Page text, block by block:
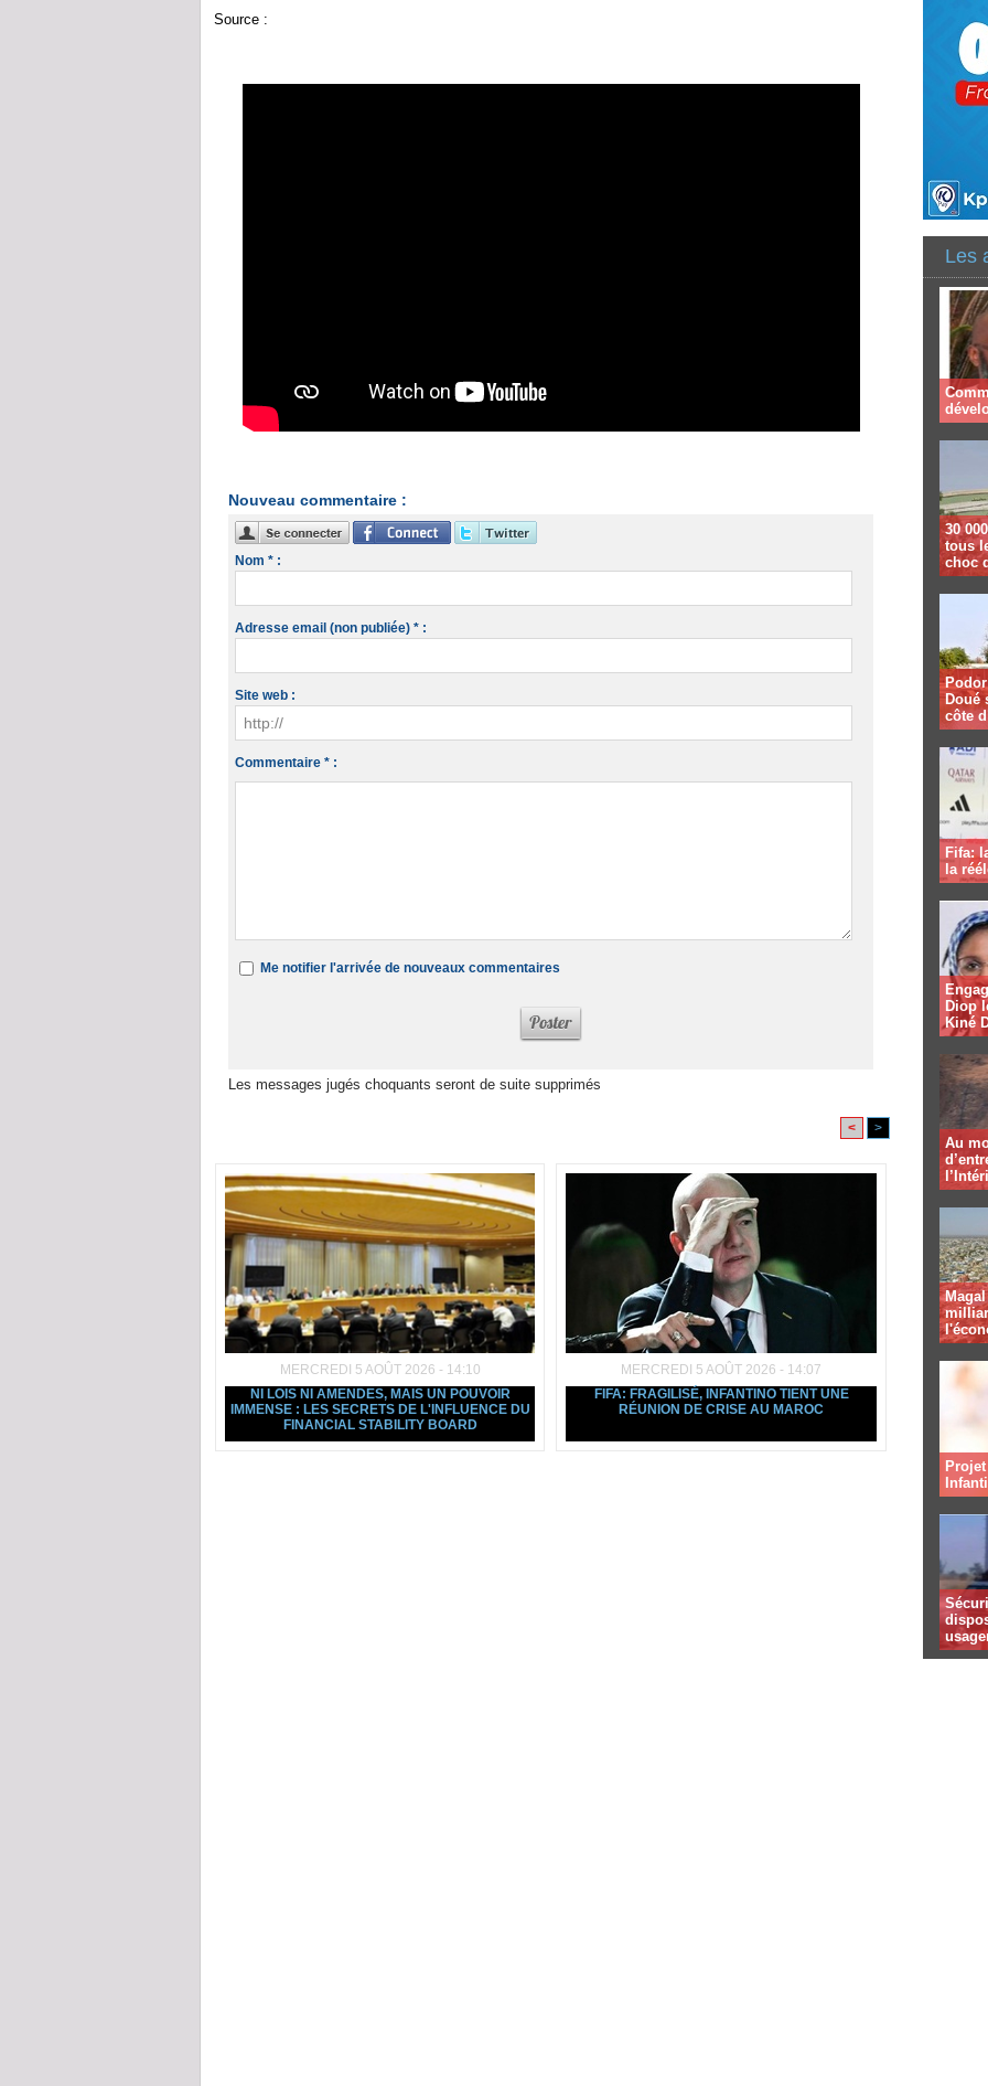
Source :
Nouveau commentaire :
Nom * :
Adresse email (non publiée) * :
Site web :
Commentaire * :
Me notifier l'arrivée de nouveaux commentaires
Les messages jugés choquants seront de suite supprimés
< >
MERCREDI 5 AOÛT 2026 - 14:10
NI LOIS NI AMENDES, MAIS UN POUVOIR
IMMENSE : LES SECRETS DE L'INFLUENCE DU
FINANCIAL STABILITY BOARD
MERCREDI 5 AOÛT 2026 - 14:07
FIFA: FRAGILISÉ, INFANTINO TIENT UNE
RÉUNION DE CRISE AU MAROC
Les
30
tous
choc
Doué
côte
Fifa:
la
Diop
Kiné
Au